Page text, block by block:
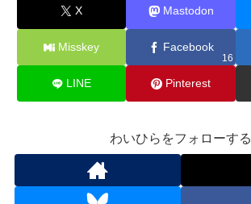
X Mastodon
Misskey Facebook
16
LINE Pinterest
わいひらをフォローする